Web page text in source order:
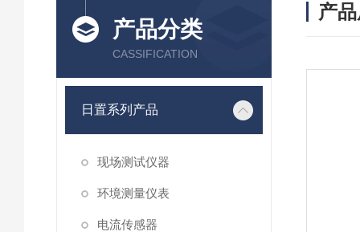
产品分类
CASSIFICATION
日置系列产品
现场测试仪器
环境测量仪表
电流传感器
产